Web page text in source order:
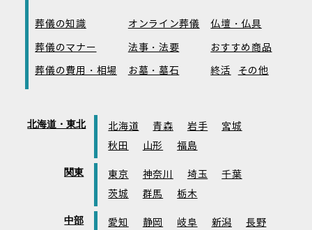
葬儀の知識 オンライン葬儀
仏壇・仏具
葬儀のマナー
法事・法要
おすすめ商品
葬儀の費用・相場
お墓・墓石 終活 その他
北海道・東北 北海道 青森 岩手
宮城
秋田
山形 福島
関東 東京 神奈川 埼玉
千葉
茨城
群馬 栃木
中部 愛知 静岡 岐阜 新潟
長野